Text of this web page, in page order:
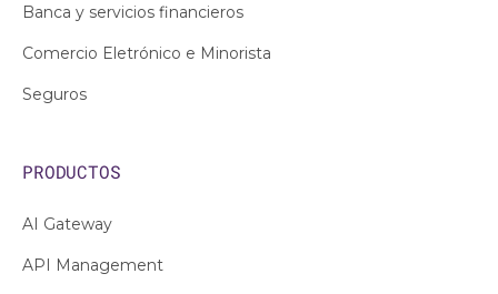
Banca y servicios financieros
Comercio Eletrónico e Minorista
Seguros
PRODUCTOS
AI Gateway
API Management